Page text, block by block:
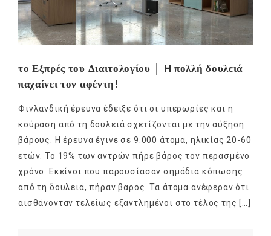
το Εξπρές του Διαιτολογίου │ H πολλή δουλειά
παχαίνει τον αφέντη!
Φινλανδική έρευνα έδειξε ότι οι υπερωρίες και η
κούραση από τη δουλειά σχετίζονται με την αύξηση
βάρους. Η έρευνα έγινε σε 9.000 άτομα, ηλικίας 20-60
ετών. Το 19% των αντρών πήρε βάρος τον περασμένο
χρόνο. Εκείνοι που παρουσίασαν σημάδια κόπωσης
από τη δουλειά, πήραν βάρος. Τα άτομα ανέφεραν ότι
αισθάνονταν τελείως εξαντλημένοι στο τέλος της […]